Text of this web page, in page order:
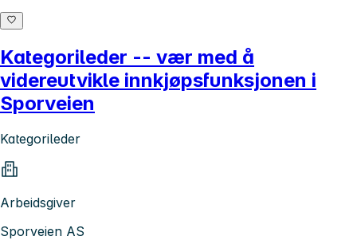
Kategorileder -- vær med å
videreutvikle innkjøpsfunksjonen i
Sporveien
Kategorileder
Arbeidsgiver
Sporveien AS